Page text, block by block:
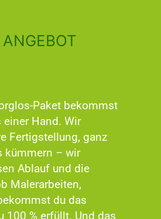
Paket bekommst
einer Hand. Wir
Fertigstellung, ganz
kümmern – wir
Ablauf und die
Malerarbeiten,
du das
100 % erfüllt. Und das